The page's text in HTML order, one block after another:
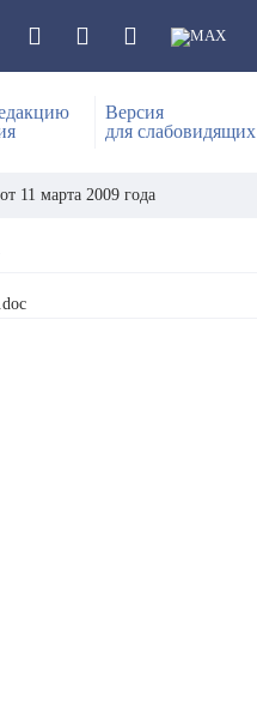
Версия
для слабовидящих
11 марта 2009 года